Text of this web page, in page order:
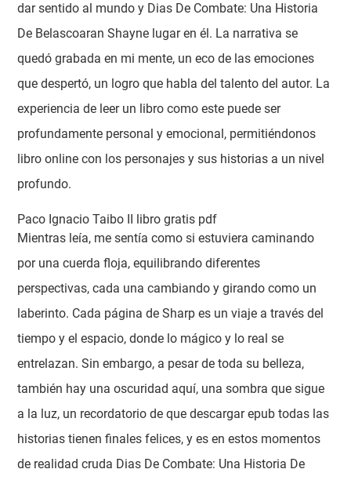
dar sentido al mundo y Dias De Combate: Una Historia
De Belascoaran Shayne lugar en él. La narrativa se
quedó grabada en mi mente, un eco de las emociones
que despertó, un logro que habla del talento del autor. La
experiencia de leer un libro como este puede ser
profundamente personal y emocional, permitiéndonos
libro online​ con los personajes y sus historias a un nivel
profundo.
Paco Ignacio Taibo II libro gratis pdf
Mientras leía, me sentía como si estuviera caminando
por una cuerda floja, equilibrando diferentes
perspectivas, cada una cambiando y girando como un
laberinto. Cada página de Sharp es un viaje a través del
tiempo y el espacio, donde lo mágico y lo real se
entrelazan. Sin embargo, a pesar de toda su belleza,
también hay una oscuridad aquí, una sombra que sigue
a la luz, un recordatorio de que descargar epub todas las
historias tienen finales felices, y es en estos momentos
de realidad cruda Dias De Combate: Una Historia De